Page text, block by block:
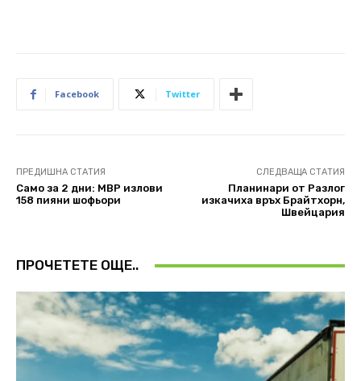
Facebook Twitter
ПРЕДИШНА СТАТИЯ
Само за 2 дни: МВР излови
158 пияни шофьори
СЛЕДВАЩА СТАТИЯ
Планинари от Разлог
изкачиха връх Брайтхорн,
Швейцария
ПРОЧЕТЕТЕ ОЩЕ..